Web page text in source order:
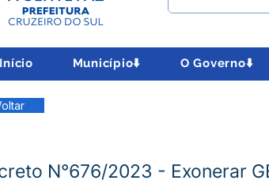
Município⬇️ O Governo⬇️
N°676/2023 - Exonerar